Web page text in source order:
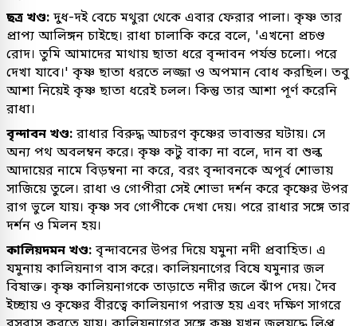
ছত্র খণ্ড: দুধ-দই বেচে মথুরা থেকে এবার ফেরার পালা। কৃষ্ণ তার
প্রাপ্য আলিঙ্গন চাইছে। রাধা চালাকি করে বলে, 'এখনো প্রচণ্ড
রোদ। তুমি আমাদের মাথায় ছাতা ধরে বৃন্দাবন পর্যন্ত চলো। পরে
দেখা যাবে।' কৃষ্ণ ছাতা ধরতে লজ্জা ও অপমান বোধ করছিল। তবু
আশা নিয়েই কৃষ্ণ ছাতা ধরেই চলল। কিন্তু তার আশা পূর্ণ করেনি
রাধা।
বৃন্দাবন খণ্ড: রাধার বিরুদ্ধ আচরণ কৃষ্ণের ভাবান্তর ঘটায়। সে
অন্য পথ অবলম্বন করে। কৃষ্ণ কটু বাক্য না বলে, দান বা শুল্ক
আদায়ের নামে বিড়ম্বনা না করে, বরং বৃন্দাবনকে অপূর্ব শোভায়
সাজিয়ে তুলে। রাধা ও গোপীরা সেই শোভা দর্শন করে কৃষ্ণের উপর
রাগ ভুলে যায়। কৃষ্ণ সব গোপীকে দেখা দেয়। পরে রাধার সঙ্গে তার
দর্শন ও মিলন হয়।
কালিয়দমন খণ্ড: বৃন্দাবনের উপর দিয়ে যমুনা নদী প্রবাহিত। এ
যমুনায় কালিয়নাগ বাস করে। কালিয়নাগের বিষে যমুনার জল
বিষাক্ত। কৃষ্ণ কালিয়নাগকে তাড়াতে নদীর জলে ঝাঁপ দেয়। দৈব
ইচ্ছায় ও কৃষ্ণের বীরত্বে কালিয়নাগ পরাস্ত হয় এবং দক্ষিণ সাগরে
বসবাস করতে যায়। কালিয়নাগের সঙ্গে কৃষ্ণ যখন জলযুদ্ধে লিপ্ত